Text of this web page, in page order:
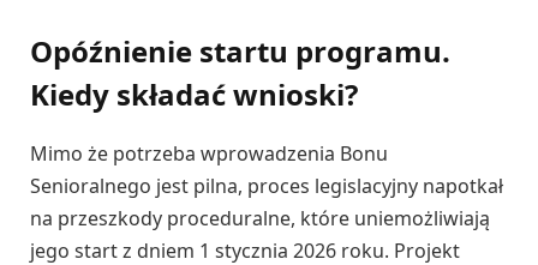
Opóźnienie startu programu.
Kiedy składać wnioski?
Mimo że potrzeba wprowadzenia Bonu
Senioralnego jest pilna, proces legislacyjny napotkał
na przeszkody proceduralne, które uniemożliwiają
jego start z dniem 1 stycznia 2026 roku. Projekt